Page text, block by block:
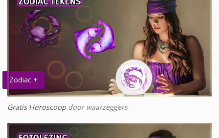
Zodiac +
Gratis Horoscoopdoor waarzeggers